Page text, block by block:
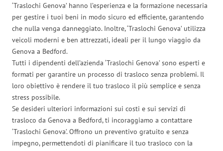
‘Traslochi Genova’ hanno l’esperienza e la formazione necessaria
per gestire i tuoi beni in modo sicuro ed efficiente, garantendo
che nulla venga danneggiato. Inoltre, ‘Traslochi Genova’ utilizza
veicoli moderni e ben attrezzati, ideali per il lungo viaggio da
Genova a Bedford.
Tutti i dipendenti dell’azienda ‘Traslochi Genova’ sono esperti e
formati per garantire un processo di trasloco senza problemi. Il
loro obiettivo è rendere il tuo trasloco il più semplice e senza
stress possibile.
Se desideri ulteriori informazioni sui costi e sui servizi di
trasloco da Genova a Bedford, ti incoraggiamo a contattare
‘Traslochi Genova’. Offrono un preventivo gratuito e senza
impegno, permettendoti di pianificare il tuo trasloco con la